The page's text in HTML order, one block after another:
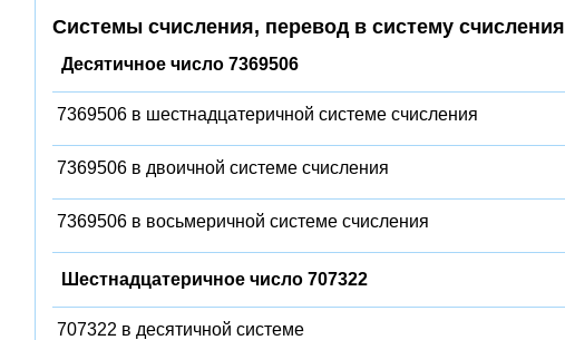
Системы счисления, перевод в систему счисления
Десятичное число 7369506
7369506 в шестнадцатеричной системе счисления
7369506 в двоичной системе счисления
7369506 в восьмеричной системе счисления
Шестнадцатеричное число 707322
707322 в десятичной системе